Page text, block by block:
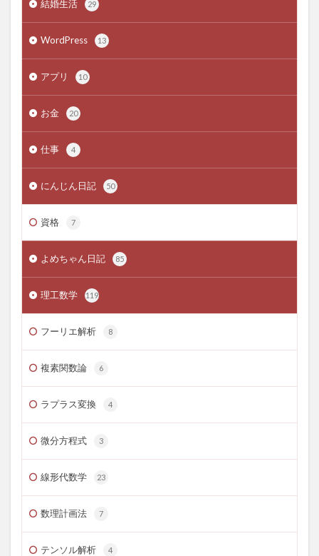
結婚生活 29
WordPress 13
アプリ 10
お金 20
仕事 4
にんじん日記 50
資格 7
よめちゃん日記 85
理工数学 119
フーリエ解析 8
複素関数論 6
ラプラス変換 4
微分方程式 3
線形代数学 23
数理計画法 7
テンソル解析 4